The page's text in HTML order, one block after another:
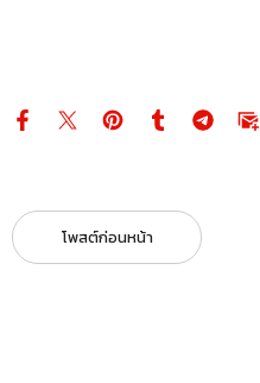
โพสต์ก่อนหน้า